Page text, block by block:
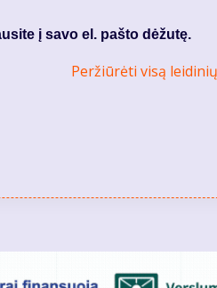
į savo el. pašto dėžutę.
Peržiūrėti visą